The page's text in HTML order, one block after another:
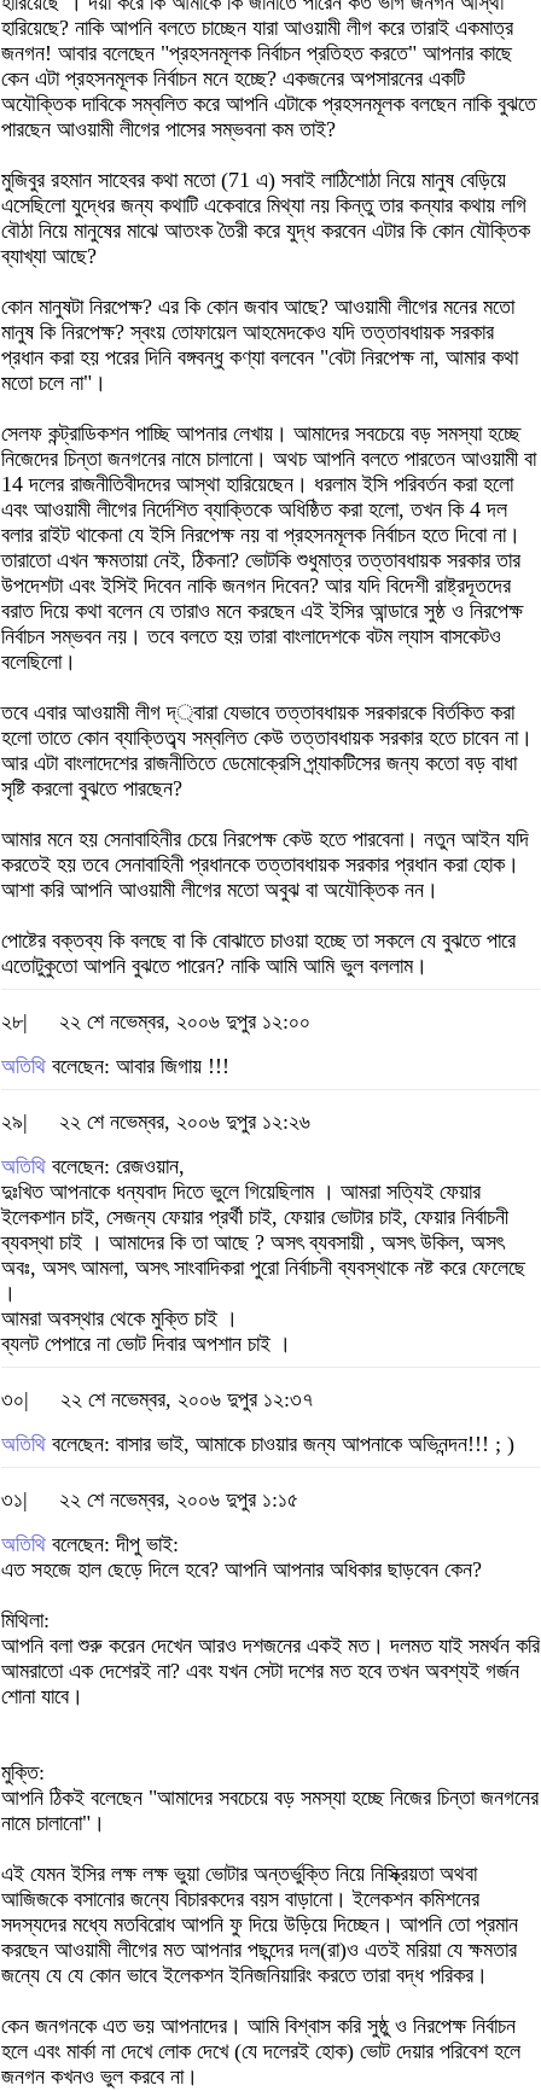
হারিয়েছে? নাকি আপনি বলতে চাচ্ছেন যারা আওয়ামী লীগ করে তারাই একমাত্র
জনগন! আবার বলেছেন "প্রহসনমূলক নির্বাচন প্রতিহত করতে" আপনার কাছে
কেন এটা প্রহসনমূলক নির্বাচন মনে হচ্ছে? একজনের অপসারনের একটি
অযৌক্তিক দাবিকে সম্বলিত করে আপনি এটাকে প্রহসনমূলক বলছেন নাকি বুঝতে
পারছেন আওয়ামী লীগের পাসের সম্ভবনা কম তাই?
মুজিবুর রহমান সাহেবর কথা মতো (71 এ) সবাই লাঠিশোঠা নিয়ে মানুষ বেড়িয়ে
এসেছিলো যুদ্ধের জন্য কথাটি একেবারে মিথ্যা নয় কিন্তু তার কন্যার কথায় লগি
বৌঠা নিয়ে মানুষের মাঝে আতংক তৈরী করে যুদ্ধ করবেন এটার কি কোন যৌক্তিক
ব্যাখ্যা আছে?
কোন মানুষটা নিরপেক্ষ? এর কি কোন জবাব আছে? আওয়ামী লীগের মনের মতো
মানুষ কি নিরপেক্ষ? স্বংয় তোফায়েল আহমেদকেও যদি তত্তাবধায়ক সরকার
প্রধান করা হয় পরের দিনি বঙ্গবন্ধু কণ্যা বলবেন "বেটা নিরপেক্ষ না, আমার কথা
মতো চলে না"।
সেলফ কন্ট্রাডিকশন পাচ্ছি আপনার লেখায়। আমাদের সবচেয়ে বড় সমস্যা হচ্ছে
নিজেদের চিন্তা জনগনের নামে চালানো। অথচ আপনি বলতে পারতেন আওয়ামী বা
14 দলের রাজনীতিবীদদের আস্থা হারিয়েছেন। ধরলাম ইসি পরিবর্তন করা হলো
এবং আওয়ামী লীগের নির্দেশিত ব্যাক্তিকে অধিষ্ঠিত করা হলো, তখন কি 4 দল
বলার রাইট থাকেনা যে ইসি নিরপেক্ষ নয় বা প্রহসনমূলক নির্বাচন হতে দিবো না।
তারাতো এখন ক্ষমতায়া নেই, ঠিকনা? ভোটকি শুধুমাত্র তত্তাবধায়ক সরকার তার
উপদেশটা এবং ইসিই দিবেন নাকি জনগন দিবেন? আর যদি বিদেশী রাষ্ট্রদূতদের
বরাত দিয়ে কথা বলেন যে তারাও মনে করছেন এই ইসির আন্ডারে সুষ্ঠ ও নিরপেক্ষ
নির্বাচন সম্ভবন নয়। তবে বলতে হয় তারা বাংলাদেশকে বটম ল্যাস বাসকেটও
বলেছিলো।
তবে এবার আওয়ামী লীগ দ্্বারা যেভাবে তত্তাবধায়ক সরকারকে বির্তকিত করা
হলো তাতে কোন ব্যাক্তিত্ব্য সম্বলিত কেউ তত্তাবধায়ক সরকার হতে চাবেন না।
আর এটা বাংলাদেশের রাজনীতিতে ডেমোক্রেসি প্র্যাকটিসের জন্য কতো বড় বাধা
সৃষ্টি করলো বুঝতে পারছেন?
আমার মনে হয় সেনাবাহিনীর চেয়ে নিরপেক্ষ কেউ হতে পারবেনা। নতুন আইন যদি
করতেই হয় তবে সেনাবাহিনী প্রধানকে তত্তাবধায়ক সরকার প্রধান করা হোক।
আশা করি আপনি আওয়ামী লীগের মতো অবুঝ বা অযৌক্তিক নন।
পোষ্টের বক্তব্য কি বলছে বা কি বোঝাতে চাওয়া হচ্ছে তা সকলে যে বুঝতে পারে
এতোটুকুতো আপনি বুঝতে পারেন? নাকি আমি আমি ভুল বললাম।
২৮|
২২ শে নভেম্বর, ২০০৬ দুপুর ১২:০০
অতিথি বলেছেন: আবার জিগায় !!!
২৯|
২২ শে নভেম্বর, ২০০৬ দুপুর ১২:২৬
অতিথি বলেছেন: রেজওয়ান,
দুঃখিত আপনাকে ধন্যবাদ দিতে ভুলে গিয়েছিলাম । আমরা সত্যিই ফেয়ার
ইলেকশান চাই, সেজন্য ফেয়ার প্রর্থী চাই, ফেয়ার ভোটার চাই, ফেয়ার নির্বাচনী
ব্যবস্থা চাই । আমাদের কি তা আছে ? অসৎ ব্যবসায়ী , অসৎ উকিল, অসৎ
অবঃ, অসৎ আমলা, অসৎ সাংবাদিকরা পুরো নির্বাচনী ব্যবস্থাকে নষ্ট করে ফেলেছে
।
আমরা অবস্থার থেকে মুক্তি চাই ।
ব্যলট পেপারে না ভোট দিবার অপশান চাই ।
৩০|
২২ শে নভেম্বর, ২০০৬ দুপুর ১২:৩৭
অতিথি বলেছেন: বাসার ভাই, আমাকে চাওয়ার জন্য আপনাকে অভিনন্দন!!! ; )
৩১|
২২ শে নভেম্বর, ২০০৬ দুপুর ১:১৫
অতিথি বলেছেন: দীপু ভাই:
এত সহজে হাল ছেড়ে দিলে হবে? আপনি আপনার অধিকার ছাড়বেন কেন?
মিথিলা:
আপনি বলা শুরু করেন দেখেন আরও দশজনের একই মত। দলমত যাই সমর্থন করি
আমরাতো এক দেশেরই না? এবং যখন সেটা দশের মত হবে তখন অবশ্যই গর্জন
শোনা যাবে।
মুক্তি:
আপনি ঠিকই বলেছেন "আমাদের সবচেয়ে বড় সমস্যা হচ্ছে নিজের চিন্তা জনগনের
নামে চালানো"।
এই যেমন ইসির লক্ষ লক্ষ ভুয়া ভোটার অন্তর্ভুক্তি নিয়ে নিস্ক্রিয়তা অথবা
আজিজকে বসানোর জন্যে বিচারকদের বয়স বাড়ানো। ইলেকশন কমিশনের
সদস্যদের মধ্যে মতবিরোধ আপনি ফু দিয়ে উড়িয়ে দিচ্ছেন। আপনি তো প্রমান
করছেন আওয়ামী লীগের মত আপনার পছন্দের দল(রা)ও এতই মরিয়া যে ক্ষমতার
জন্যে যে যে কোন ভাবে ইলেকশন ইনিজনিয়ারিং করতে তারা বদ্ধ পরিকর।
কেন জনগনকে এত ভয় আপনাদের। আমি বিশ্বাস করি সুষ্ঠু ও নিরপেক্ষ নির্বাচন
হলে এবং মার্কা না দেখে লোক দেখে (যে দলেরই হোক) ভোট দেয়ার পরিবেশ হলে
জনগন কখনও ভুল করবে না।